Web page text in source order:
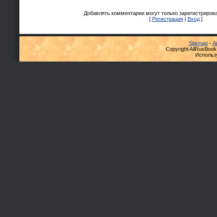
Добавлять комментарии могут только
[ Регистрация| Вход]
Sitemap-
Copyright